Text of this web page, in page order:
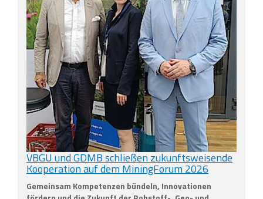
VBGU und GDMB schließen zukunftsweisende
Kooperation auf dem MiningForum 2026
Gemeinsam Kompetenzen bündeln, Innovationen